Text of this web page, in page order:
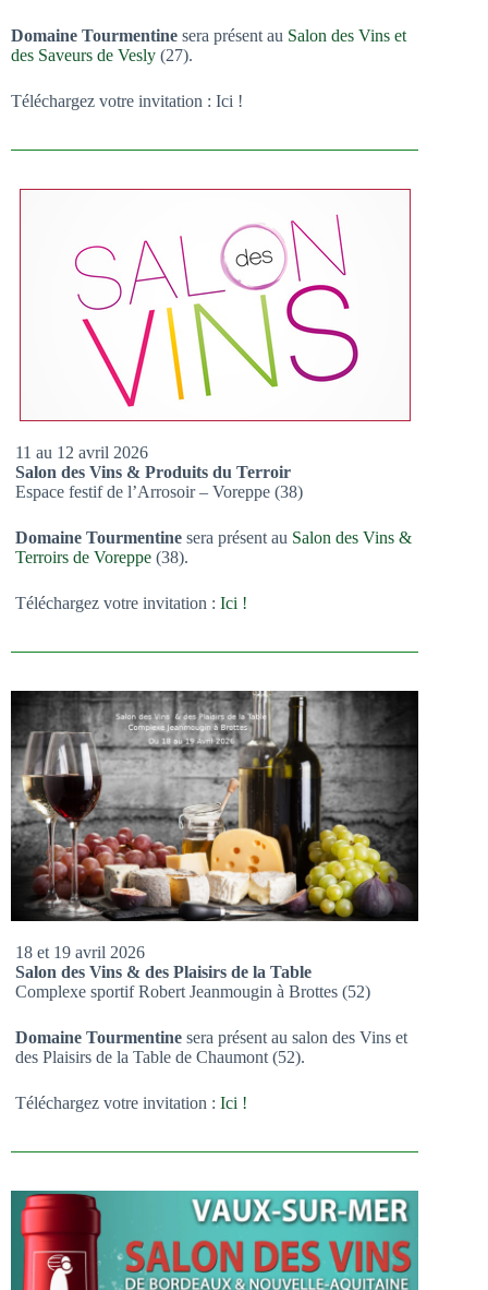
Domaine Tourmentine sera présent au Salon des Vins et
des Saveurs de Vesly (27).
Téléchargez votre invitation : Ici !
11 au 12 avril 2026
Salon des Vins & Produits du Terroir
Espace festif de l’Arrosoir – Voreppe (38)
Domaine Tourmentine sera présent au Salon des Vins &
Terroirs de Voreppe (38).
Téléchargez votre invitation : Ici !
18 et 19 avril 2026
Salon des Vins & des Plaisirs de la Table
Complexe sportif Robert Jeanmougin à Brottes (52)
Domaine Tourmentine sera présent au salon des Vins et
des Plaisirs de la Table de Chaumont (52).
Téléchargez votre invitation : Ici !